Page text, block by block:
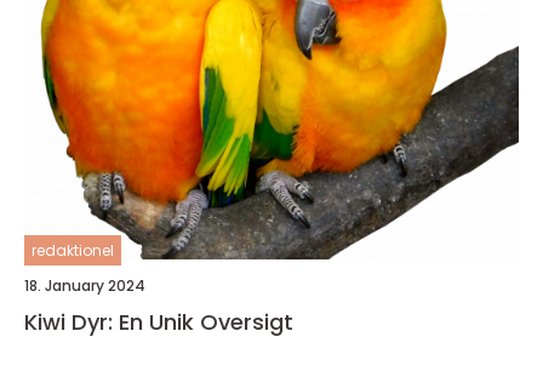
redaktionel
18. January 2024
Kiwi Dyr: En Unik Oversigt